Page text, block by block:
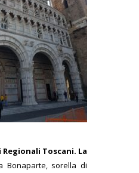
Toscani. La
Bonaparte, sorella di